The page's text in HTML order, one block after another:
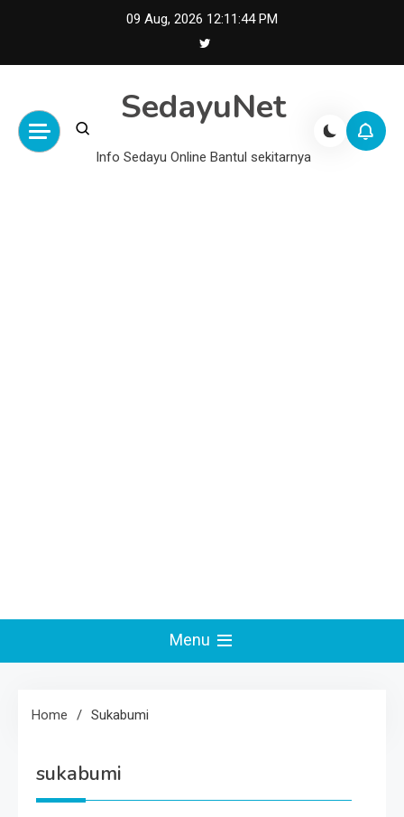
09 Aug, 2026 12:11:45 PM
SedayuNet
Info Sedayu Online Bantul sekitarnya
Menu
Home Sukabumi
sukabumi